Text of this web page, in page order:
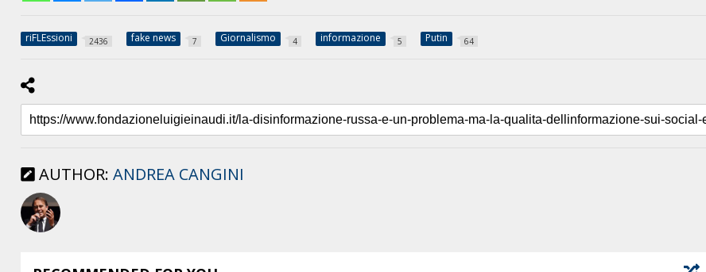
riFLEssioni 2436 fake news 7 Giornalismo 4 informazione 5 Putin 64
AUTHOR:ANDREA CANGINI